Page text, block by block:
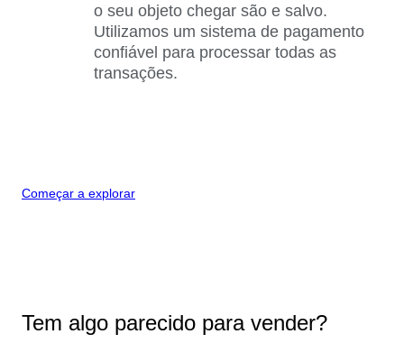
o seu objeto chegar são e salvo.
Utilizamos um sistema de pagamento
confiável para processar todas as
transações.
Começar a explorar
Tem algo parecido para vender?